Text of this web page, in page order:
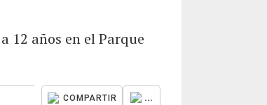
12 años en el Parque
COMPARTIR ...